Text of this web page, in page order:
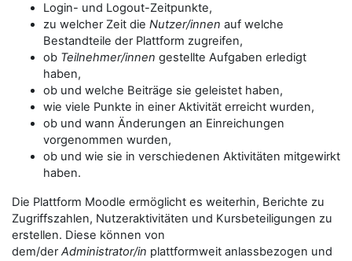
Login- und Logout-Zeitpunkte,
zu welcher Zeit die Nutzer/innen auf welche
Bestandteile der Plattform zugreifen,
ob Teilnehmer/innen gestellte Aufgaben erledigt
haben,
ob und welche Beiträge sie geleistet haben,
wie viele Punkte in einer Aktivität erreicht wurden,
ob und wann Änderungen an Einreichungen
vorgenommen wurden,
ob und wie sie in verschiedenen Aktivitäten mitgewirkt
haben.
Die Plattform Moodle ermöglicht es weiterhin, Berichte zu
Zugriffszahlen, Nutzeraktivitäten und Kursbeteiligungen zu
erstellen. Diese können von
dem/derAdministrator/in plattformweit anlassbezogen und